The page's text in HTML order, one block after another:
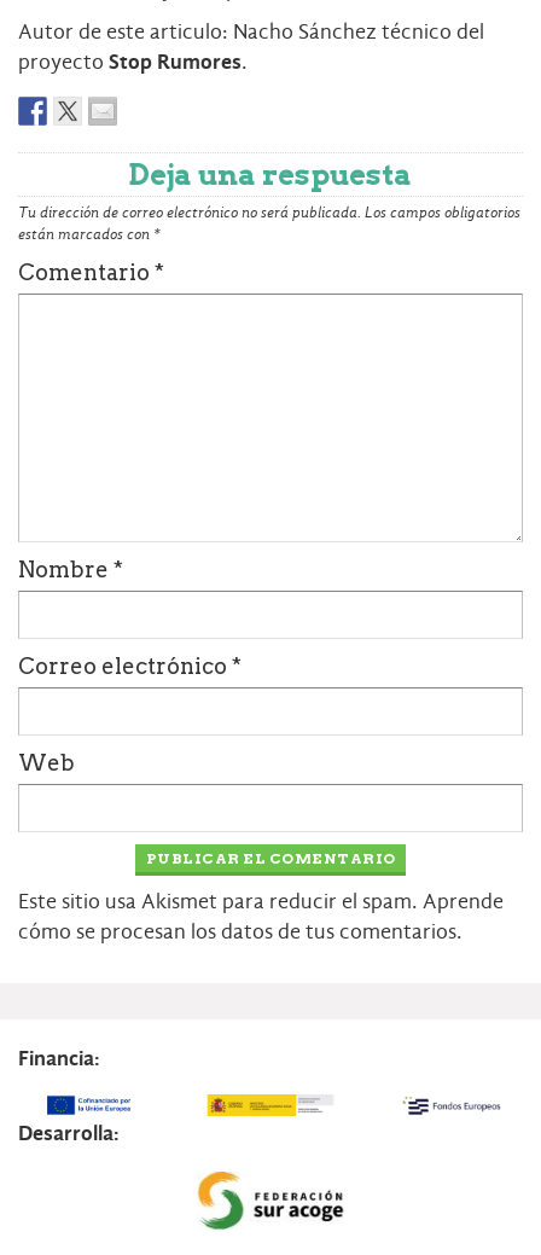
Autor de este articulo: Nacho Sánchez técnico del
proyecto Stop Rumores.
Deja una respuesta
Tu dirección de correo electrónico no será publicada. Los campos obligatorios
están marcados con *
Comentario *
Nombre *
Correo electrónico *
Web
Este sitio usa Akismet para reducir el spam. Aprende
cómo se procesan los datos de tus comentarios.
Financia:
Desarrolla: